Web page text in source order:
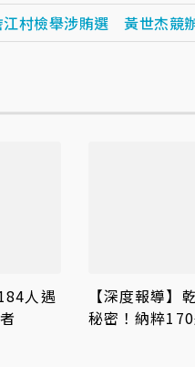
江村檢舉涉賄選 黃世杰競
人遇
【深度報導】
秘密！納粹